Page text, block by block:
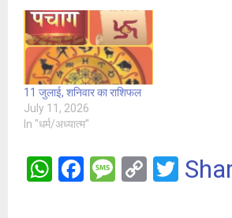
11 जुलाई, शनिवार का राशिफल
July 11, 2026
In "धर्म/अध्यात्म"
W F
M C
T